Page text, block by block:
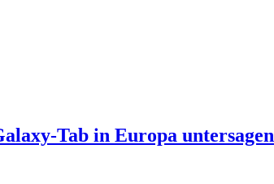
Tab in Europa untersagen